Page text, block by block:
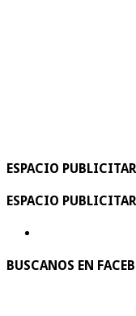
ESPACIO
ESPACIO
BUSCANOS EN